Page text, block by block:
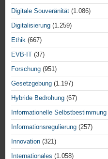
Digitale Souveränität (1.086)
Digitalisierung (1.259)
Ethik (667)
EVB-IT (37)
Forschung (951)
Gesetzgebung (1.197)
Hybride Bedrohung (67)
Informationelle Selbstbestimmung
Informationsregulierung (257)
Innovation (321)
Internationales (1.058)